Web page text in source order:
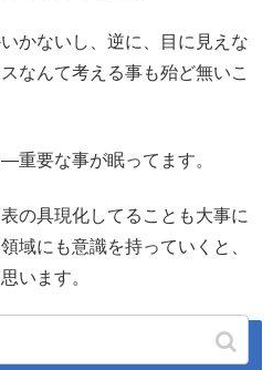
かないし、逆に、目に見えな
なんて考える事も殆ど無いこ
重要な事が眠ってます。
の具現化してることも大事に
域にも意識を持っていくと、
います。
、電子の回転！